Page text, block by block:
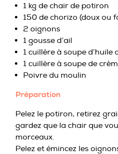
1 kg de chair de potiron
150 de chorizo (doux ou
2 oignons
1 gousse d’ail
1 cuillère à soupe d’huile
1 cuillère à soupe de
Poivre du moulin
Préparation
Pelez le potiron, retirez
gardez que la chair que
morceaux.
Pelez et émincez les